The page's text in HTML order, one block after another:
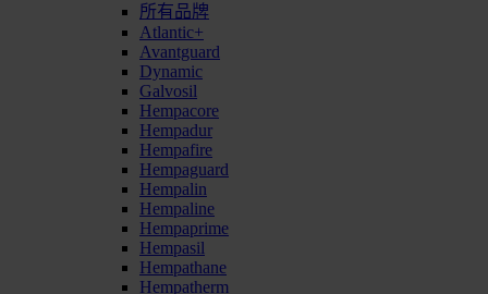
所有品牌
Atlantic+
Avantguard
Dynamic
Galvosil
Hempacore
Hempadur
Hempafire
Hempaguard
Hempalin
Hempaline
Hempaprime
Hempasil
Hempathane
Hempatherm